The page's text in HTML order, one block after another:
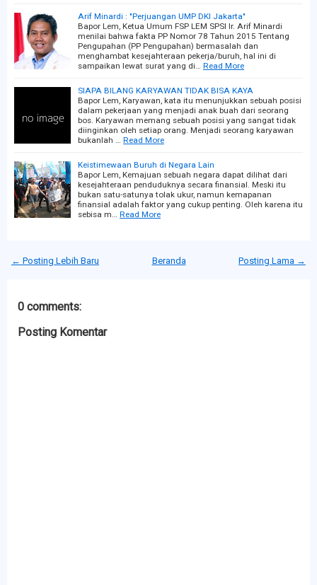
Arif Minardi : "Perjuangan UMP DKI Jakarta"
Bapor Lem, Ketua Umum FSP LEM SPSI Ir. Arif Minardi
menilai bahwa fakta PP Nomor 78 Tahun 2015 Tentang
Pengupahan (PP Pengupahan) bermasalah dan
menghambat kesejahteraan pekerja/buruh, hal ini di
sampaikan lewat surat yang di… Read More
SIAPA BILANG KARYAWAN TIDAK BISA KAYA
Bapor Lem, Karyawan, kata itu menunjukkan sebuah posisi
dalam pekerjaan yang menjadi anak buah dari seorang
bos. Karyawan memang sebuah posisi yang sangat tidak
diinginkan oleh setiap orang. Menjadi seorang karyawan
bukanlah … Read More
Keistimewaan Buruh di Negara Lain
Bapor Lem, Kemajuan sebuah negara dapat dilihat dari
kesejahteraan penduduknya secara finansial. Meski itu
bukan satu-satunya tolak ukur, namun kemapanan
finansial adalah faktor yang cukup penting. Oleh karena itu
sebisa m… Read More
← Posting Lebih Baru Posting Lama →
Beranda
0 comments:
Posting Komentar